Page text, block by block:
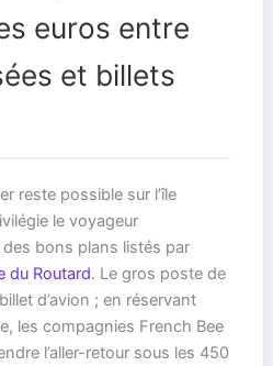
euros entre
et billets
reste possible sur l’île
le voyageur
bons plans listés par
du Routard. Le gros poste de
d’avion ; en réservant
les compagnies French Bee
l’aller-retour sous les 450